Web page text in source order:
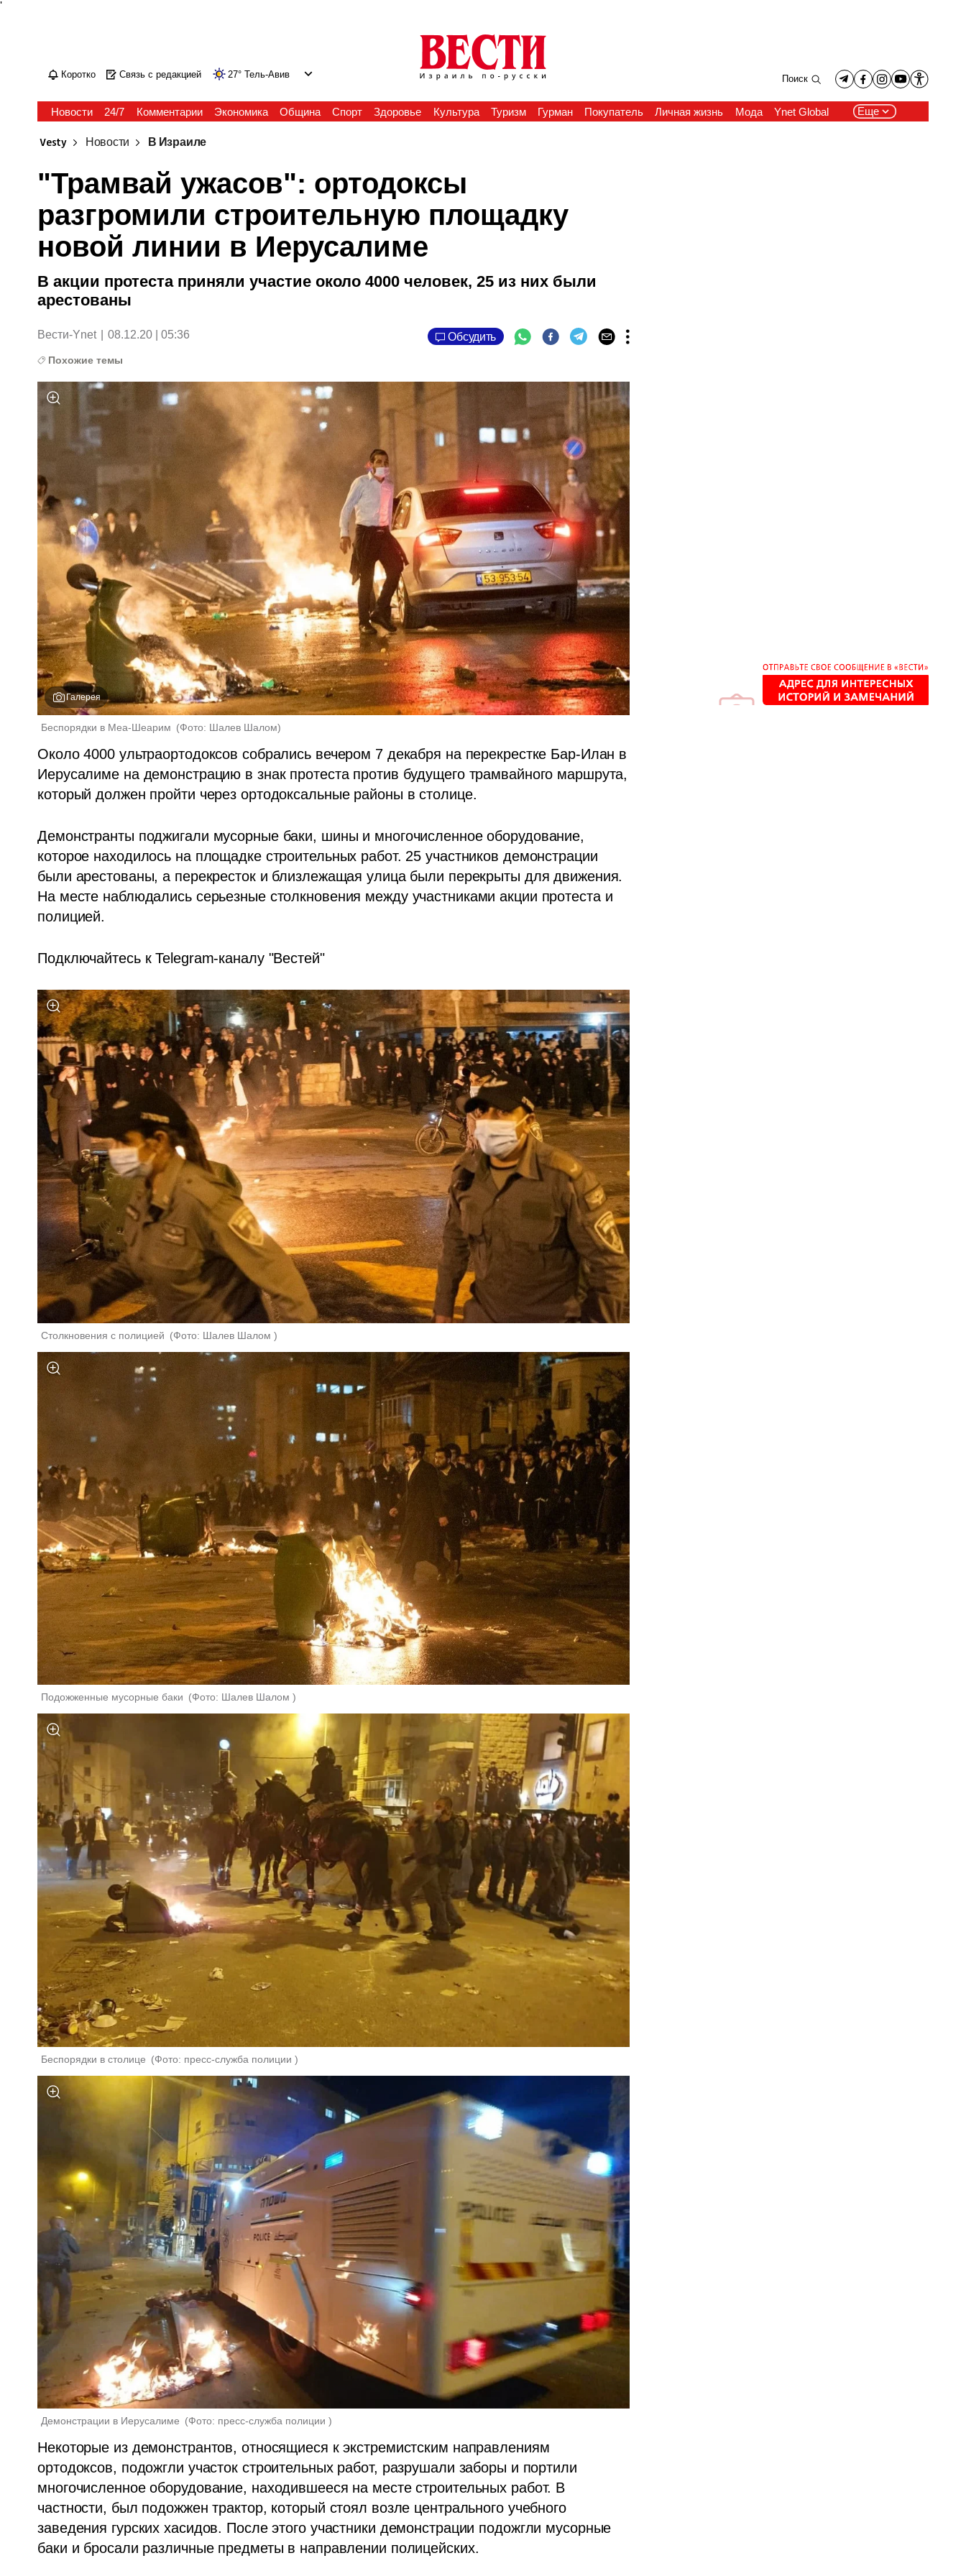
'
Коротко Связь с редакцией 27° Тель-Авив Поиск
Новости 24/7 Комментарии Экономика Община Спорт Здоровье Культура Туризм Гурман Покупатель Личная жизнь Мода Ynet Global Еще
Vesty Новости В Израиле
"Трамвай ужасов": ортодоксы
разгромили строительную площадку
новой линии в Иерусалиме
В акции протеста приняли участие около 4000 человек, 25 из них были
арестованы
Вести-Ynet 08.12.20 | 05:36 Обсудить
Похожие темы
Галерея
Беспорядки в Меа-Шеарим (Фото: Шалев Шалом)
Около 4000 ультраортодоксов собрались вечером 7 декабря на перекрестке Бар-Илан в
Иерусалиме на демонстрацию в знак протеста против будущего трамвайного маршрута,
который должен пройти через ортодоксальные районы в столице.
Демонстранты поджигали мусорные баки, шины и многочисленное оборудование,
которое находилось на площадке строительных работ. 25 участников демонстрации
были арестованы, а перекресток и близлежащая улица были перекрыты для движения.
На месте наблюдались серьезные столкновения между участниками акции протеста и
полицией.
Подключайтесь к Telegram-каналу "Вестей"
Столкновения с полицией (Фото: Шалев Шалом )
Подожженные мусорные баки (Фото: Шалев Шалом )
Беспорядки в столице (Фото: пресс-служба полиции )
Демонстрации в Иерусалиме (Фото: пресс-служба полиции )
Некоторые из демонстрантов, относящиеся к экстремистским направлениям
ортодоксов, подожгли участок строительных работ, разрушали заборы и портили
многочисленное оборудование, находившееся на месте строительных работ. В
частности, был подожжен трактор, который стоял возле центрального учебного
заведения гурских хасидов. После этого участники демонстрации подожгли мусорные
баки и бросали различные предметы в направлении полицейских.